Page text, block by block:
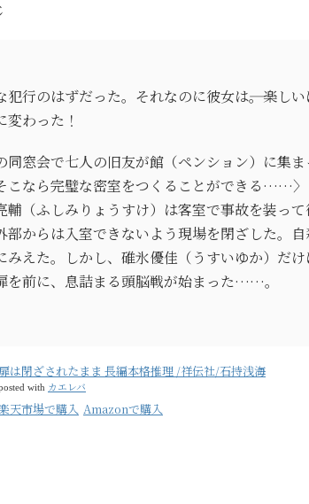
犯行のはずだった。それなのに彼女は――。楽し
変わった！
同窓会で七人の旧友が館（ペンション）に集ま
こなら完璧な密室をつくることができる……〉
輔（ふしみりょうすけ）は客室で事故を装っ
部からは入室できないよう現場を閉ざした。
みえた。しかし、碓氷優佳（うすいゆか）だ
を前に、息詰まる頭脳戦が始まった……。
扉は閉ざされたまま 長編本格推理 /祥伝社/石持浅海
with カエレバ
天市場で購入 Amazonで購入